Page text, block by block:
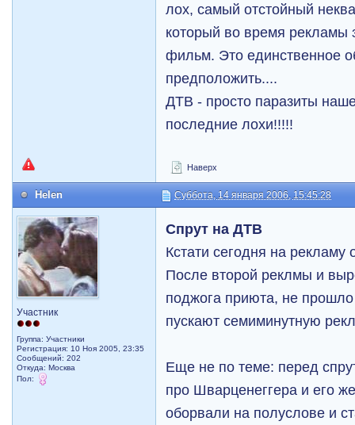
лох, самый отстойный
который во время рекламы
фильм. Это единственное
предположить....
ДТВ - просто паразиты
последние лохи!!!!!
Наверх
Helen Суббота, 14 января 2006, 15:45:28
Участник
Группа: Участники
Регистрация: 10 Ноя 2005, 23:35
Сообщений: 202
Откуда: Москва
Пол:
Спрут на ДТВ
Кстати сегодня на
После второй реклмы и
поджога приюта, не прошло
пускают семиминутную
Еще не по теме: перед
про Шварценеггера и его
оборвали на полуслове и